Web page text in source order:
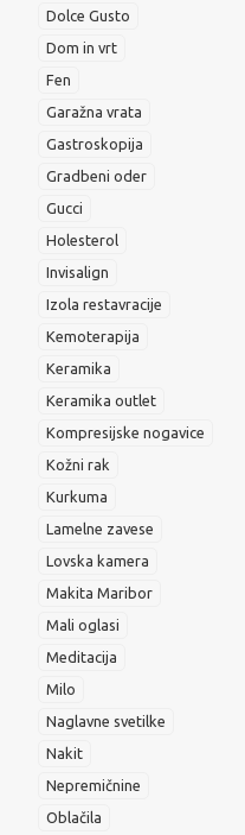
Dolce Gusto
Dom in vrt
Fen
Garažna vrata
Gastroskopija
Gradbeni oder
Gucci
Holesterol
Invisalign
Izola restavracije
Kemoterapija
Keramika
Keramika outlet
Kompresijske nogavice
Kožni rak
Kurkuma
Lamelne zavese
Lovska kamera
Makita Maribor
Mali oglasi
Meditacija
Milo
Naglavne svetilke
Nakit
Nepremičnine
Oblačila